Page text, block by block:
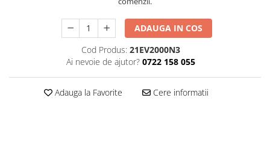
Accesorii decorative
Accesorii pentru servire
ADAUGA IN COS
Cod Produs: 21EV2000N3
Ai nevoie de ajutor? 0722 158 055
Adauga la Favorite Cere informatii